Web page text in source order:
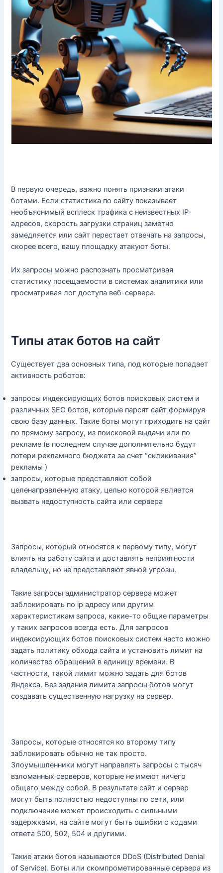
В первую очередь, важно понять признаки атаки
ботами. Если статистика по сайту показывает
необъяснимый всплеск трафика с неизвестных IP-
адресов, скорость загрузки страниц заметно
замедляется или сайт перестает отвечать на запросы,
скорее всего, вашу площадку атакуют боты.
Их запросы можно распознать просматривая
статистику посещаемости в системах аналитики или
просматривая лог доступа веб-сервера.
Типы атак ботов на сайт
Существует два основных типа, под которые попадает
активность роботов:
запросы индексирующих ботов поисковых систем и
различных SEO ботов, которые парсят сайт формируя
свою базу данных. Такие боты могут приходить на сайт
по прямому запросу, из поисковой выдачи или по
рекламе (в последнем случае дополнительно будут
потери рекламного бюджета за счет “скликивания”
рекламы )
запросы, которые представляют собой
целенаправленную атаку, целью которой является
вызвать недоступность сайта или сервера
Запросы, который относятся к первому типу, могут
влиять на работу сайта и доставлять неприятности
владельцу, но не представляют явной угрозы.
Такие запросы администратор сервера может
заблокировать по ip адресу или другим
характеристикам запроса, какие-то общие параметры
у таких запросов всегда есть. Для запросов
индексирующих ботов поисковых систем часто можно
задать политику обхода сайта и установить лимит на
количество обращений в единицу времени. В
частности, такой лимит можно задать для ботов
Яндекса. Без задания лимита запросы ботов могут
создавать существенную нагрузку на сервер.
Запросы, которые относятся ко второму типу
заблокировать обычно не так просто.
Злоумышленники могут направлять запросы с тысяч
взломанных серверов, которые не имеют ничего
общего между собой. В результате сайт и сервер
могут быть полностью недоступны по сети, или
подключение может происходить с сильными
задержками, на сайте могут быть ошибки с кодами
ответа 500, 502, 504 и другими.
Такие атаки ботов называются DDoS (Distributed Denial
of Service). Боты или скомпрометированные сервера из